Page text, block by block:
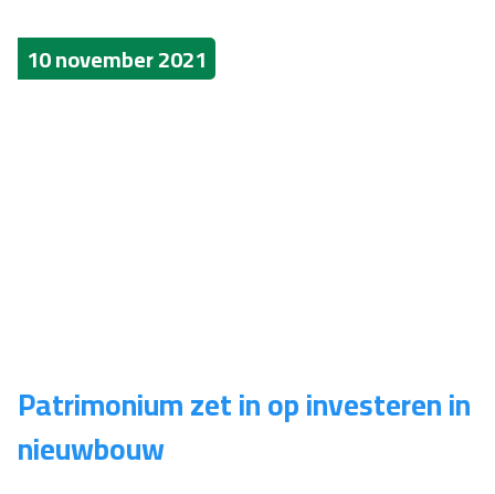
10 november 2021
Patrimonium zet in op investeren in
nieuwbouw